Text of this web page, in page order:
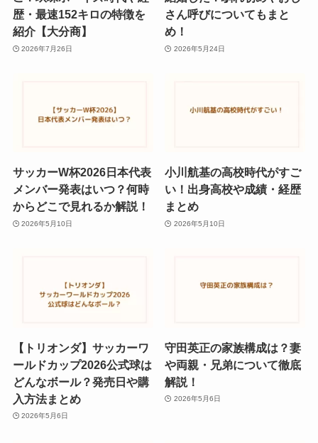
歴・最速152キロの特徴を
紹介【大分商】
2026年7月26日
さん呼びについてもまと
め！
2026年5月24日
サッカーW杯2026日本代表
メンバー発表はいつ？何時
からどこで見れるか解説！
2026年5月10日
小川航基の高校時代がすご
い！出身高校や成績・経歴
まとめ
2026年5月10日
【トリオンダ】サッカーワ
ールドカップ2026公式球は
どんなボール？発売日や購
入方法まとめ
2026年5月6日
守田英正の家族構成は？妻
や両親・兄弟について徹底
解説！
2026年5月6日